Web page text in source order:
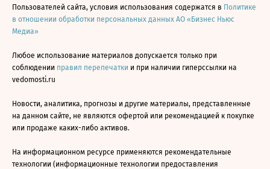
Пользователей сайта, условия использования содержатся в Политике
в отношении обработки персональных данных АО «Бизнес Ньюс
Медиа»
Любое использование материалов допускается только при
соблюдении правил перепечатки и при наличии гиперссылки на
vedomosti.ru
Новости, аналитика, прогнозы и другие материалы, представленные
на данном сайте, не являются офертой или рекомендацией к покупке
или продаже каких-либо активов.
На информационном ресурсе применяются рекомендательные
технологии (информационные технологии предоставления